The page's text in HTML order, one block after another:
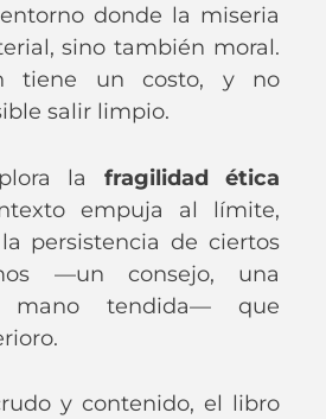
donde la miseria
sino también moral.
tiene un costo, y no
salir limpio.
la fragilidad ética
empuja al límite,
persistencia de ciertos
—un consejo, una
mano tendida— que
y contenido, el libro